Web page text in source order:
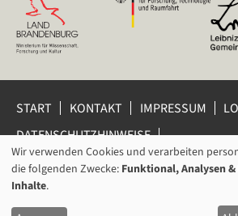
START KONTAKT IMPRESSUM
DATENSCHUTZHINWEISE
DATENSCHUTZ-EINSTELLUNGEN
HINWEISGEBERSCHUTZ
VERWENDUNG
VON
Wir verwenden Cookies und verarbeiten
die folgenden Zwecke: Funktional, Analysen
Inhalte.